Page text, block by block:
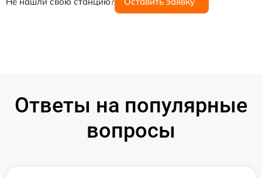
Ответы на популярные
вопросы